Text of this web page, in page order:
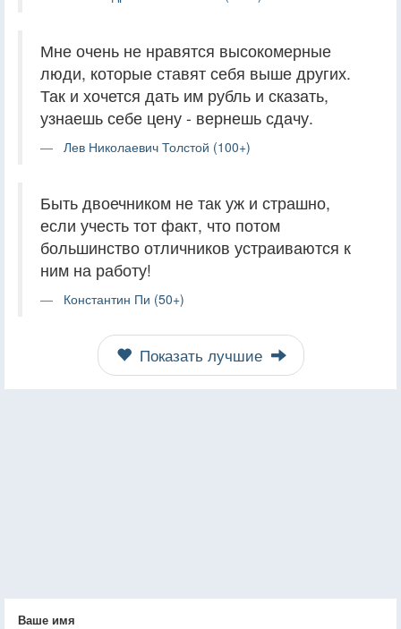
Мне очень не нравятся высокомерные
люди, которые ставят себя выше других.
Так и хочется дать им рубль и сказать,
узнаешь себе цену - вернешь сдачу.
Лев Николаевич Толстой (100+)
Быть двоечником не так уж и страшно,
если учесть тот факт, что потом
большинство отличников устраиваются к
ним на работу!
Константин Пи (50+)
Показать лучшие
Ваше имя